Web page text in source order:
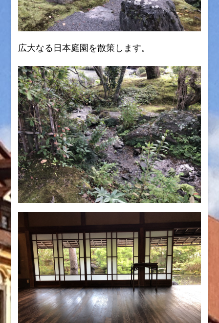
広大なる日本庭園を散策します。